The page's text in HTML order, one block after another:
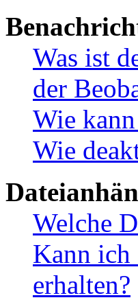
Was ist
der
Wie
Wie
Welche
Kann ich
erhalten?